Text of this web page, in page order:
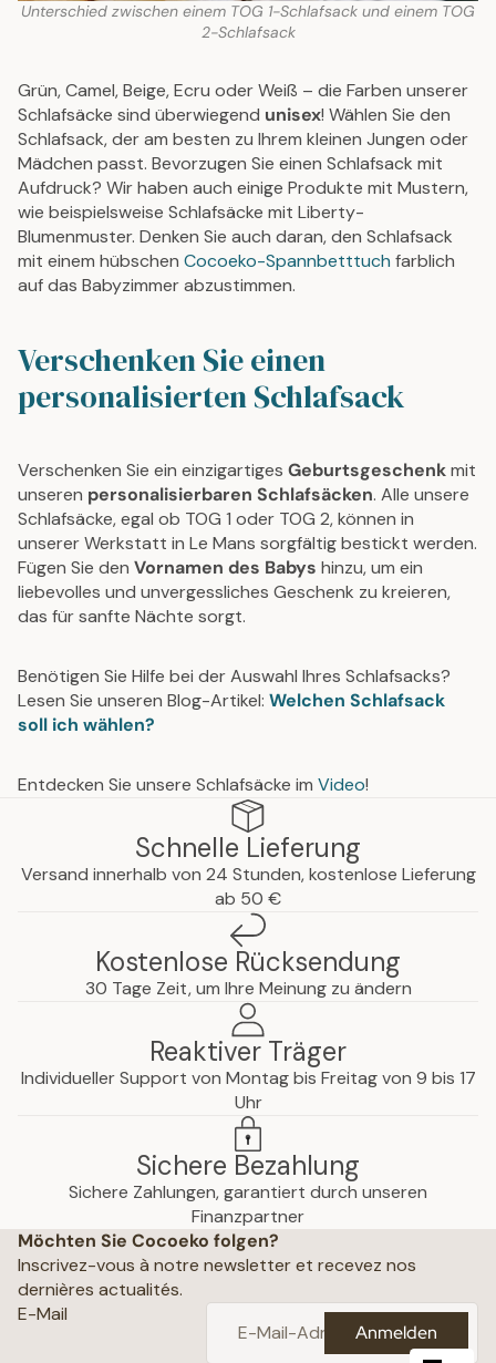
Unterschied zwischen einem TOG 1-Schlafsack und einem TOG
2-Schlafsack
Grün, Camel, Beige, Ecru oder Weiß – die Farben unserer
Schlafsäcke sind überwiegend unisex! Wählen Sie den
Schlafsack, der am besten zu Ihrem kleinen Jungen oder
Mädchen passt. Bevorzugen Sie einen Schlafsack mit
Aufdruck? Wir haben auch einige Produkte mit Mustern,
wie beispielsweise Schlafsäcke mit Liberty-
Blumenmuster. Denken Sie auch daran, den Schlafsack
mit einem hübschen Cocoeko-Spannbetttuch farblich
auf das Babyzimmer abzustimmen.
Verschenken Sie einen
personalisierten Schlafsack
Verschenken Sie ein einzigartiges Geburtsgeschenkmit
unseren personalisierbaren Schlafsäcken. Alle unsere
Schlafsäcke, egal ob TOG 1 oder TOG 2, können in
unserer Werkstatt in Le Mans sorgfältig bestickt werden.
Fügen Sie den Vornamen des Babys hinzu, um ein
liebevolles und unvergessliches Geschenk zu kreieren,
das für sanfte Nächte sorgt.
Benötigen Sie Hilfe bei der Auswahl Ihres Schlafsacks?
Lesen Sie unseren Blog-Artikel: Welchen Schlafsack
soll ich wählen?
Entdecken Sie unsere Schlafsäcke im Video!
Schnelle Lieferung
Versand innerhalb von 24 Stunden, kostenlose Lieferung
ab 50 €
Kostenlose Rücksendung
30 Tage Zeit, um Ihre Meinung zu ändern
Reaktiver Träger
Individueller Support von Montag bis Freitag von 9 bis 17
Uhr
Sichere Bezahlung
Sichere Zahlungen, garantiert durch unseren
Finanzpartner
Möchten Sie Cocoeko folgen?
Inscrivez-vous à notre newsletter et recevez nos
dernières actualités.
E-Mail
Anmelden
Hinweise
Geschäftsbedingungen